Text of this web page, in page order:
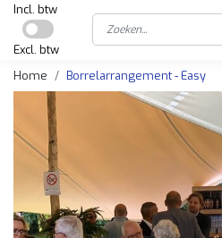
Incl. btw
Excl. btw
Home
Borrelarrangement - Easy